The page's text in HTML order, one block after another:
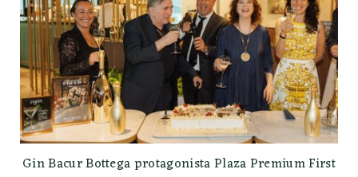
Gin Bacur Bottega protagonista Plaza Premium First